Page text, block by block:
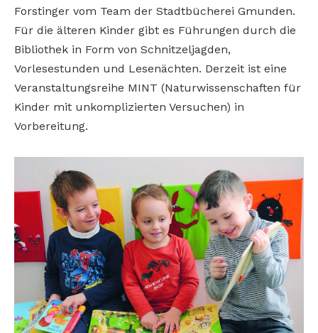
Forstinger vom Team der Stadtbücherei Gmunden.
Für die älteren Kinder gibt es Führungen durch die
Bibliothek in Form von Schnitzeljagden,
Vorlesestunden und Lesenächten. Derzeit ist eine
Veranstaltungsreihe MINT (Naturwissenschaften für
Kinder mit unkomplizierten Versuchen) in
Vorbereitung.